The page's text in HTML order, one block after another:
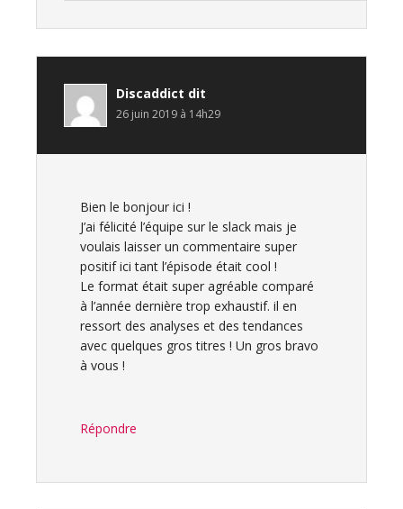
Discaddict dit
26 juin 2019 à 14h29
Bien le bonjour ici !
J’ai félicité l’équipe sur le slack mais je
voulais laisser un commentaire super
positif ici tant l’épisode était cool !
Le format était super agréable comparé
à l’année dernière trop exhaustif. il en
ressort des analyses et des tendances
avec quelques gros titres ! Un gros bravo
à vous !
Répondre